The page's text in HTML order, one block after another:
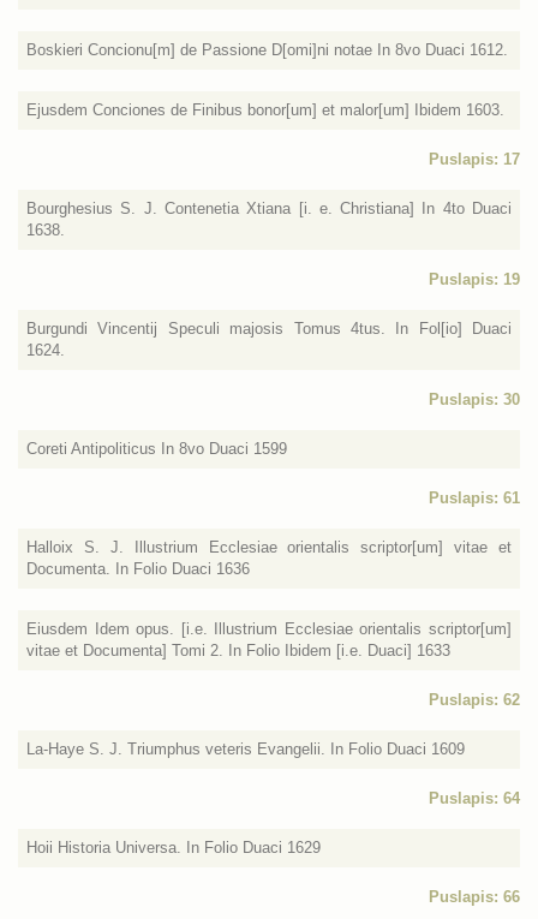
Boskieri Concionu[m] de Passione D[omi]ni notae In 8vo Duaci 1612.
Ejusdem Conciones de Finibus bonor[um] et malor[um] Ibidem 1603.
Puslapis: 17
Bourghesius S. J. Contenetia Xtiana [i. e. Christiana] In 4to Duaci
1638.
Puslapis: 19
Burgundi Vincentij Speculi majosis Tomus 4tus. In Fol[io] Duaci
1624.
Puslapis: 30
Coreti Antipoliticus In 8vo Duaci 1599
Puslapis: 61
Halloix S. J. Illustrium Ecclesiae orientalis scriptor[um] vitae et
Documenta. In Folio Duaci 1636
Eiusdem Idem opus. [i.e. Illustrium Ecclesiae orientalis scriptor[um]
vitae et Documenta] Tomi 2. In Folio Ibidem [i.e. Duaci] 1633
Puslapis: 62
La-Haye S. J. Triumphus veteris Evangelii. In Folio Duaci 1609
Puslapis: 64
Hoii Historia Universa. In Folio Duaci 1629
Puslapis: 66